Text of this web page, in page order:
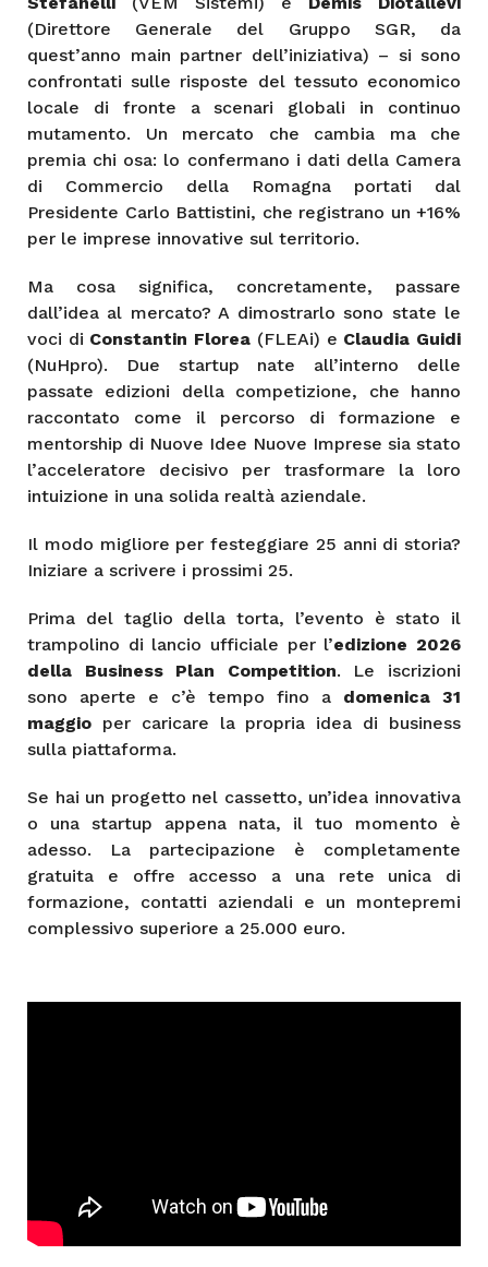
(Direttore Generale del Gruppo SGR, da
quest’anno main partner dell’iniziativa) – si sono
confrontati sulle risposte del tessuto economico
locale di fronte a scenari globali in continuo
mutamento. Un mercato che cambia ma che
premia chi osa: lo confermano i dati della Camera
di Commercio della Romagna portati dal
Presidente Carlo Battistini, che registrano un +16%
per le imprese innovative sul territorio.
Ma cosa significa, concretamente, passare
dall’idea al mercato? A dimostrarlo sono state le
voci di Constantin Florea (FLEAi) e Claudia Guidi
(NuHpro). Due startup nate all’interno delle
passate edizioni della competizione, che hanno
raccontato come il percorso di formazione e
mentorship di Nuove Idee Nuove Imprese sia stato
l’acceleratore decisivo per trasformare la loro
intuizione in una solida realtà aziendale.
Il modo migliore per festeggiare 25 anni di storia?
Iniziare a scrivere i prossimi 25.
Prima del taglio della torta, l’evento è stato il
trampolino di lancio ufficiale per l’edizione 2026
della Business Plan Competition. Le iscrizioni
sono aperte e c’è tempo fino a domenica 31
maggio per caricare la propria idea di business
sulla piattaforma.
Se hai un progetto nel cassetto, un’idea innovativa
o una startup appena nata, il tuo momento è
adesso. La partecipazione è completamente
gratuita e offre accesso a una rete unica di
formazione, contatti aziendali e un montepremi
complessivo superiore a 25.000 euro.